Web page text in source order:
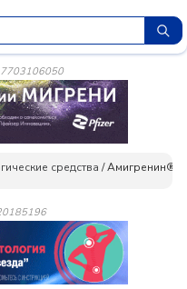
7703106050
средства /Амигренин®